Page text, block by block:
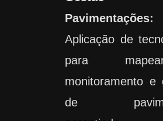
Pavimentações:
Aplicação de
para
monitoramento e
de